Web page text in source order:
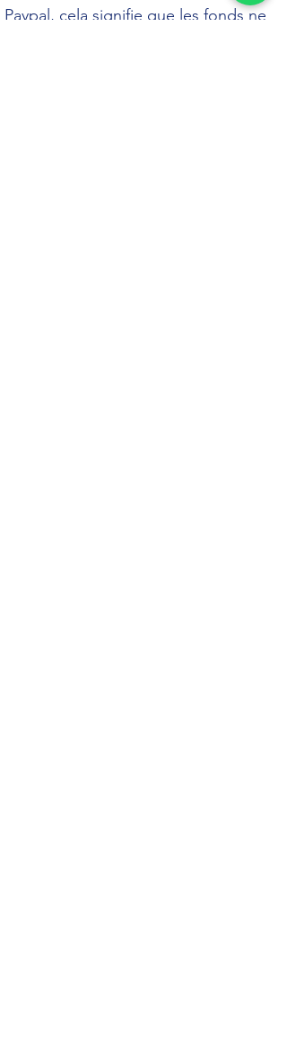
Paypal, cela signifie que les fonds ne